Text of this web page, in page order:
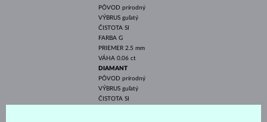
PÔVOD prírodný
VÝBRUS guľatý
ČISTOTA SI
FARBA G
PRIEMER 2.5 mm
VÁHA 0.06 ct
DIAMANT
PÔVOD prírodný
VÝBRUS guľatý
ČISTOTA SI